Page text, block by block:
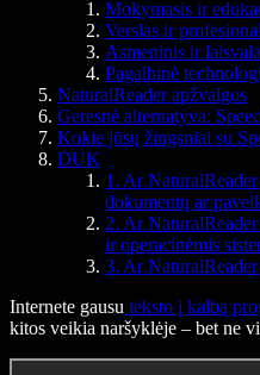
Mokymasis ir
Verslas ir
Asmeninis ir
Pagalbinė
NaturalReader apžvalgos
Geresnė alternatyva:
Kokie jūsų žingsniai su
DUK
1. Ar
dokumentų ar
2. Ar
ir operacinėmis
3. Ar
Internete gausu teksto į kalbą
kitos veikia naršyklėje – bet ne